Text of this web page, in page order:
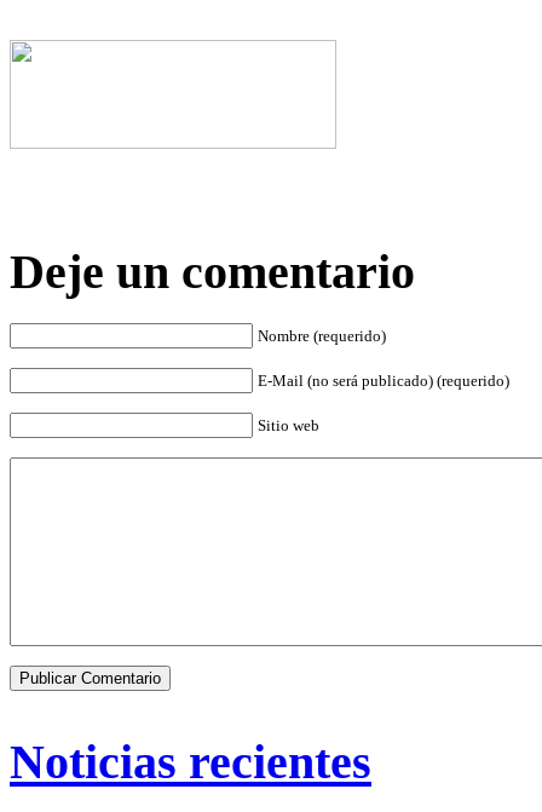
Deje un comentario
Nombre (requerido)
E-Mail (no será publicado) (requerido)
Sitio web
Noticias recientes